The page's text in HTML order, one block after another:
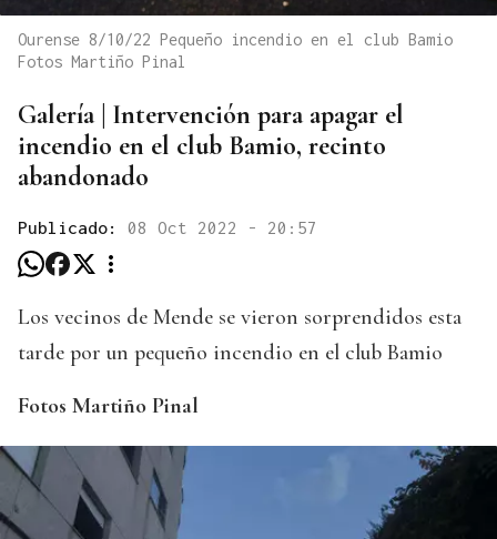
Ourense 8/10/22 Pequeño incendio en el club Bamio
Fotos Martiño Pinal
Galería | Intervención para apagar el
incendio en el club Bamio, recinto
abandonado
Publicado: 08 Oct 2022 - 20:57
Los vecinos de Mende se vieron sorprendidos esta
tarde por un pequeño incendio en el club Bamio
Fotos Martiño Pinal